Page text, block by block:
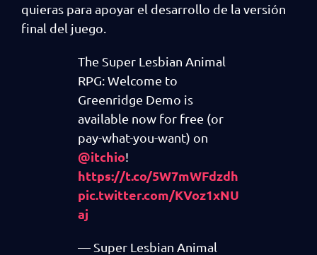
quieras para apoyar el desarrollo de la versión
final del juego.
The Super Lesbian Animal
RPG: Welcome to
Greenridge Demo is
available now for free (or
pay-what-you-want) on
@itchio!
https://t.co/5W7mWFdzdh
pic.twitter.com/KVoz1xNU
aj
— Super Lesbian Animal